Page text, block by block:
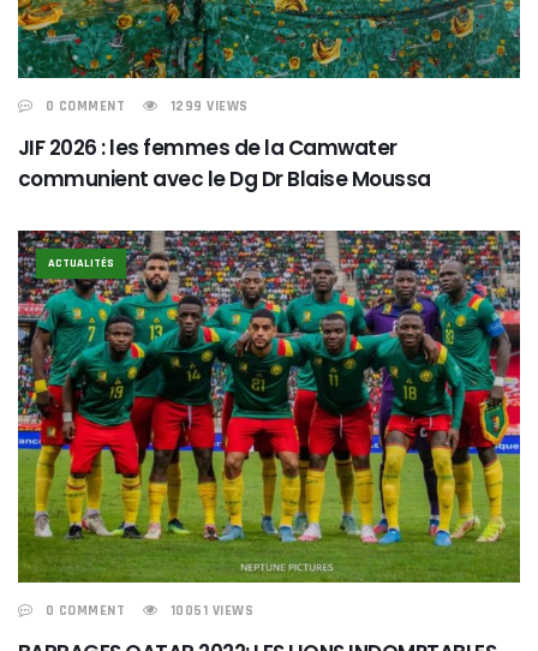
0 COMMENT 1299 VIEWS
JIF 2026 : les femmes de la Camwater
communient avec le Dg Dr Blaise Moussa
ACTUALITÉS
0 COMMENT 10051 VIEWS